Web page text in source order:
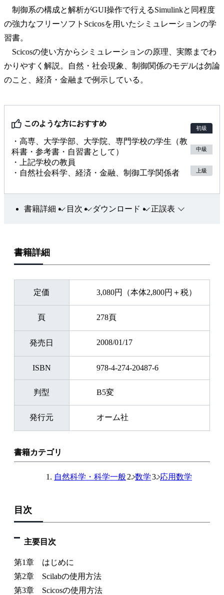
制御系の構成と解析がGUI操作で行えるSimulinkと同程度
の強力なフリーソフトScicosを用いたシミュレーションの学
習書。
Scicosの使い方からシミュレーションの原理、実際までわ
かりやすく解説。自然・社会現象、制御関係のモデルは勿論
のこと、経済・金融まで例示している。
このような方におすすめ
・高専、大学学部、大学院、専門学校の学生（教
科書・参考書・自習書として）
・上記学校の教員
・自然社会科学、経済・金融、制御工学関係者
初級
中級
上級
書籍詳細 目次 ダウンロード 正誤表
書籍詳細
定価 3,080円（本体2,800円＋税）
頁 278頁
発売日 2008/01/17
ISBN 978-4-274-20487-6
判型 B5変
発行元 オーム社
書籍カテゴリ
自然科学・科学一般 数学 応用数学
目次
主要目次
第1章 はじめに
第2章 Scilabの使用方法
第3章 Scicosの使用方法